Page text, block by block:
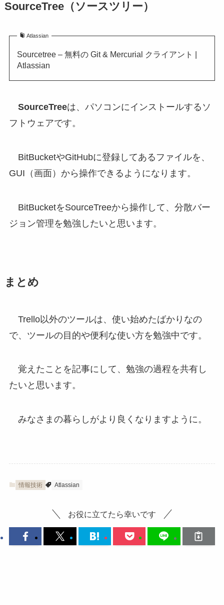
SourceTree（ソースツリー）
Atlassian
Sourcetree – 無料の Git & Mercurial クライアント |
Atlassian
SourceTreeは、パソコンにインストールするソ
フトウェアです。
BitBucketやGitHubに登録してあるファイルを、
GUI（画面）から操作できるようになります。
BitBucketをSourceTreeから操作して、分散バー
ジョン管理を勉強したいと思います。
まとめ
Trello以外のツールは、使い始めたばかりなの
で、ツールの目的や便利な使い方を勉強中です。
覚えたことを記事にして、勉強の過程を共有し
たいと思います。
みなさまの暮らしがより良くなりますように。
情報技術 Atlassian
お役に立てたら幸いです